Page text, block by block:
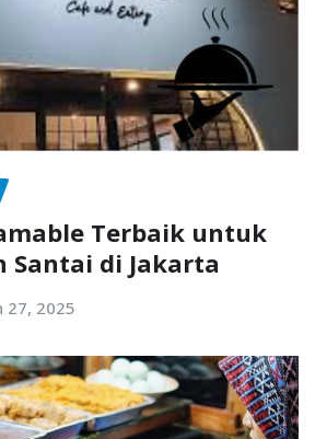
Terbaik untuk
Santai di Jakarta
27, 2025